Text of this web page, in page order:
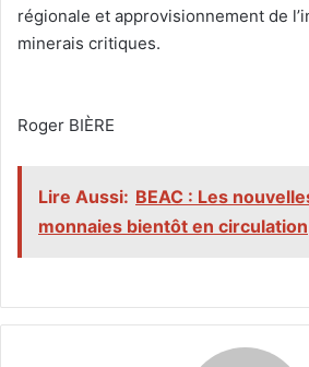
régionale et approvisionnement de
minerais critiques.
‎Roger BIÈRE
Lire Aussi: BEAC : Les
monnaies bientôt en circulation